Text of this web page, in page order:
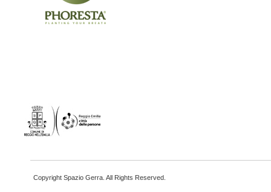
Copyright Spazio Gerra. All Rights Reserved.